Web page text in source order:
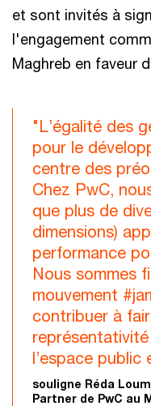
et sont invités à
l'engagement
Maghreb en faveur
"L’égalité des
pour le
centre des
Chez PwC,
que plus de
dimensions)
performance
Nous sommes
mouvement
contribuer à
l’espace public
souligne Réda
Partner de PwC au